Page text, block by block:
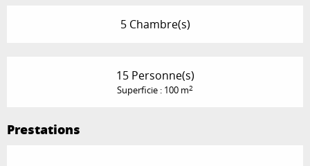
5 Chambre(s)
15 Personne(s)
Superficie : 100 m2
Prestations